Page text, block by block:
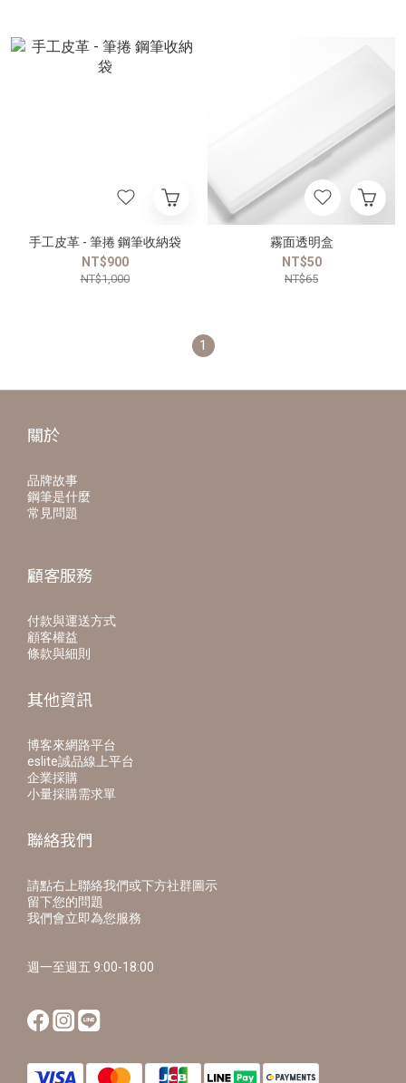
手工皮革 - 筆捲 鋼筆收納袋
NT$900
NT$1,000
霧面透明盒
NT$50
NT$65
1
關於
品牌故事
鋼筆是什麼
常見問題
顧客服務
付款與運送方式
顧客權益
條款與細則
其他資訊
博客來網路平台
eslite誠品線上平台
企業採購
小量採購需求單
聯絡我們
請點右上聯絡我們或下方社群圖示
留下您的問題
我們會立即為您服務
週一至週五 9:00-18:00